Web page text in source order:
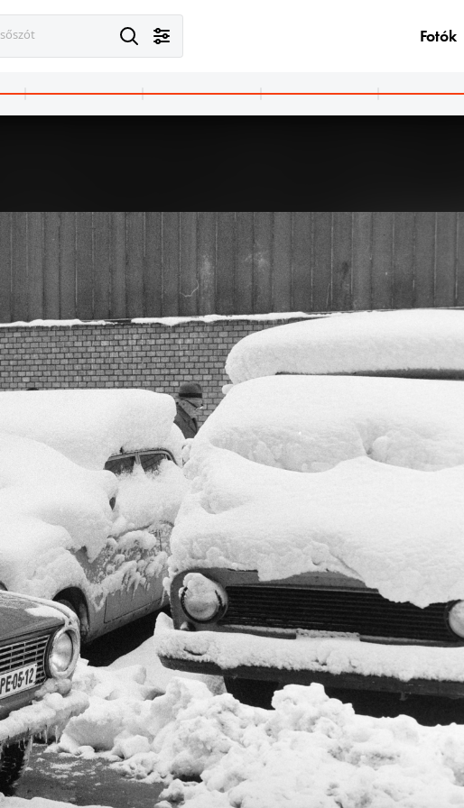
1984
1984 · Makarska
kikötő, háttérben a Biokovo-hegység.
1984 1984
Budapest II.
tér, a felvétel a metróállomás csarnoka előtt készült.
1984 · Budapest II.
Széll Kálmán (Moszkva) tér.
1984 · Gyulafehérvár
Calea Motilor, balra a Hotel Militar.
Fotók